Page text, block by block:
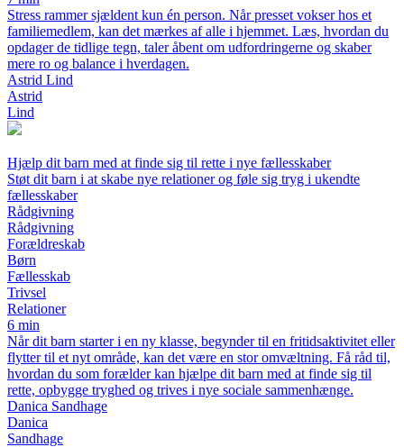
Stress rammer sjældent kun én person. Når presset vokser hos et
familiemedlem, kan det mærkes af alle i hjemmet. Læs, hvordan du
opdager de tidlige tegn, taler åbent om udfordringerne og skaber
mere ro og balance i hverdagen.
Astrid Lind
Astrid
Lind
Hjælp dit barn med at finde sig til rette i nye fællesskaber
Støt dit barn i at skabe nye relationer og føle sig tryg i ukendte
fællesskaber
Rådgivning
Rådgivning
Forældreskab
Børn
Fællesskab
Trivsel
Relationer
6 min
Når dit barn starter i en ny klasse, begynder til en fritidsaktivitet eller
flytter til et nyt område, kan det være en stor omvæltning. Få råd til,
hvordan du som forælder kan hjælpe dit barn med at finde sig til
rette, opbygge tryghed og trives i nye sociale sammenhænge.
Danica Sandhage
Danica
Sandhage